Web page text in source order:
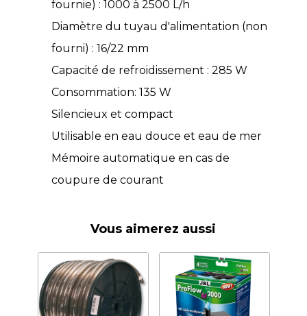
fournie) : 1000 à 2500 L/h
Diamètre du tuyau d'alimentation (non
fourni) : 16/22 mm
Capacité de refroidissement : 285 W
Consommation: 135 W
Silencieux et compact
Utilisable en eau douce et eau de mer
Mémoire automatique en cas de
coupure de courant
Vous aimerez aussi